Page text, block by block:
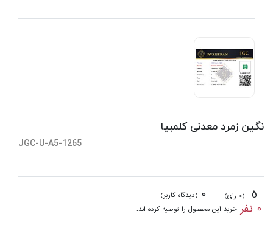
نگین زمرد معدنی کلمبیا
JGC-U-A5-1265
(0 رای) 0 (دیدگاه کاربر)
0 نفر خرید این محصول را توصیه کرده اند.